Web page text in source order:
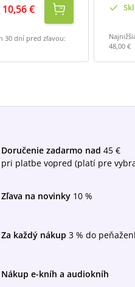
10,56 €
30 dní pred zľavou:
48,00 €
Doručenie zadarmo nad 45 €
pri platbe vopred (platí pre
Zľava na novinky 10 %
Za každý nákup 3 % do
Nákup e-kníh a audiokníh